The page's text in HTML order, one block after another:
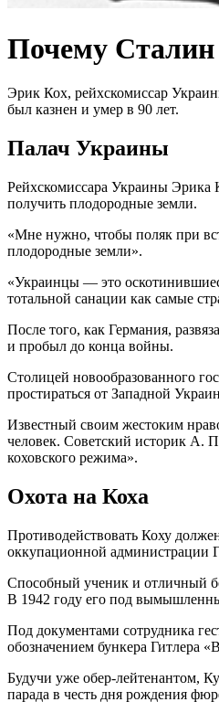
Почему Сталин
Эрик Кох, рейхскомиссар
был казнен и умер в 90 лет.
Палач Украины
Рейхскомиссара Украины Эрика
получить плодородные земли.
«Мне нужно, чтобы поляк при
плодородные земли».
«Украинцы — это
тотальной санации как самые
После того, как Германия,
и пробыл до конца войны.
Столицей новообразованного
простираться от Западной
Известный своим жестоким
человек. Советский историк А.
коховского режима».
Охота на Коха
Противодействовать Коху
оккупационной администрации
Способный ученик и отличный
В 1942 году его под
Под документами сотрудника
обозначением бункера Гитлера
Будучи уже обер-лейтенантом,
парада в честь дня рождения